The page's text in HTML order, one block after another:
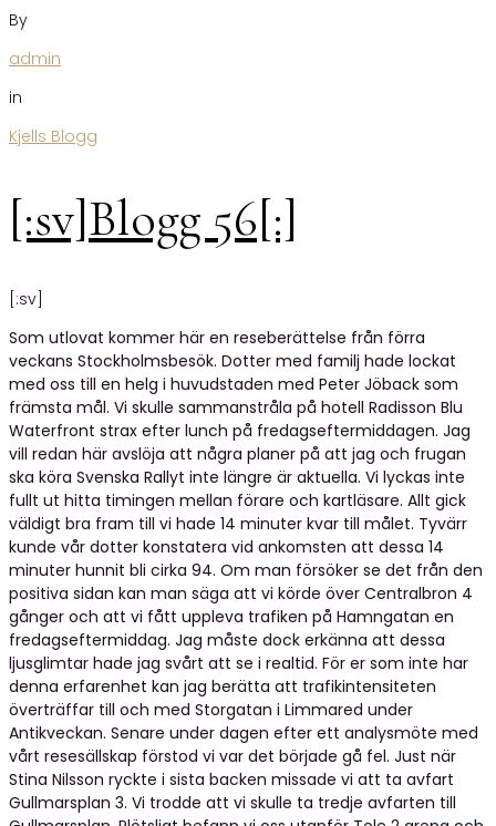
By
admin
in
Kjells Blogg
[:sv]Blogg 56[:]
[:sv]
Som utlovat kommer här en reseberättelse från förra
veckans Stockholmsbesök. Dotter med familj hade lockat
med oss till en helg i huvudstaden med Peter Jöback som
främsta mål. Vi skulle sammanstråla på hotell Radisson Blu
Waterfront strax efter lunch på fredagseftermiddagen. Jag
vill redan här avslöja att några planer på att jag och frugan
ska köra Svenska Rallyt inte längre är aktuella. Vi lyckas inte
fullt ut hitta timingen mellan förare och kartläsare. Allt gick
väldigt bra fram till vi hade 14 minuter kvar till målet. Tyvärr
kunde vår dotter konstatera vid ankomsten att dessa 14
minuter hunnit bli cirka 94. Om man försöker se det från den
positiva sidan kan man säga att vi körde över Centralbron 4
gånger och att vi fått uppleva trafiken på Hamngatan en
fredagseftermiddag. Jag måste dock erkänna att dessa
ljusglimtar hade jag svårt att se i realtid. För er som inte har
denna erfarenhet kan jag berätta att trafikintensiteten
överträffar till och med Storgatan i Limmared under
Antikveckan. Senare under dagen efter ett analysmöte med
vårt resesällskap förstod vi var det började gå fel. Just när
Stina Nilsson ryckte i sista backen missade vi att ta avfart
Gullmarsplan 3. Vi trodde att vi skulle ta tredje avfarten till